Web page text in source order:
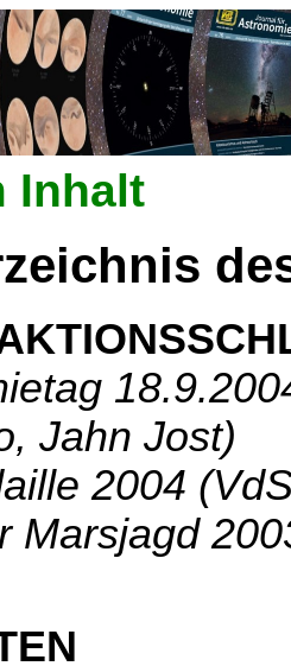
Inhalt
Jahn Jost)
2004
Marsjagd